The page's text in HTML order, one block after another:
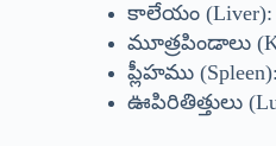
కాలేయం (Liver):
మూత్రపిండాలు
ప్లీహము
ఊపిరితిత్తులు